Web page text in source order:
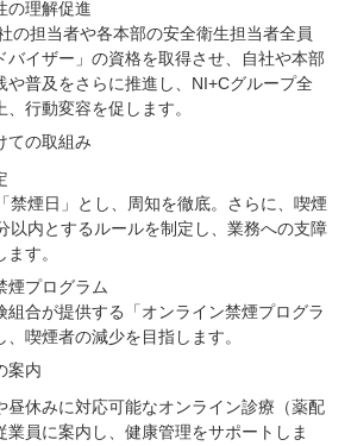
の理解促進
の担当者や各本部の安全衛生担当者全員
バイザー」の資格を取得させ、自社や本部
や普及をさらに推進し、NI+Cグループ全
行動変容を促します。
ての取組み
禁煙日」とし、周知を徹底。さらに、喫煙
以内とするルールを制定し、業務への支障
す。
煙プログラム
組合が提供する「オンライン禁煙プログラ
、喫煙者の減少を目指します。
案内
昼休みに対応可能なオンライン診療（薬配
業員に案内し、健康管理をサポートしま